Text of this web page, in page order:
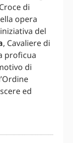
di
opera
del
, Cavaliere di
proficua
di
ed